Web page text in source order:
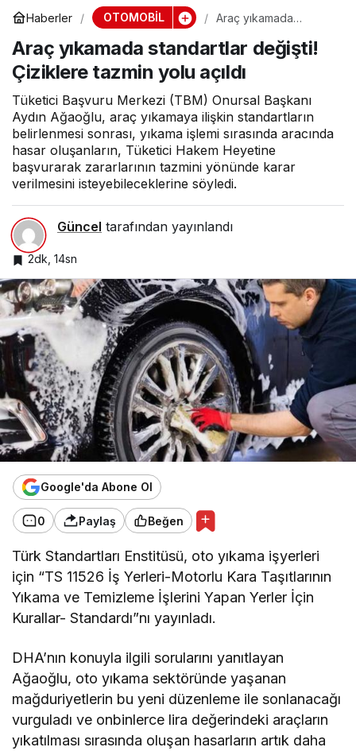
Haberler OTOMOBİL
Araç yıkamada
Çiziklere tazmin yolu
açıldı
Araç yıkamada standartlar değişti!
Çiziklere tazmin yolu açıldı
Tüketici Başvuru Merkezi (TBM) Onursal Başkanı
Aydın Ağaoğlu, araç yıkamaya ilişkin standartların
belirlenmesi sonrası, yıkama işlemi sırasında aracında
hasar oluşanların, Tüketici Hakem Heyetine
başvurarak zararlarının tazmini yönünde karar
verilmesini isteyebileceklerine söyledi.
Güncel tarafından yayınlandı
2dk, 14sn
Google'da Abone Ol
0 Paylaş Beğen
Türk Standartları Enstitüsü, oto yıkama işyerleri
için “TS 11526 İş Yerleri-Motorlu Kara Taşıtlarının
Yıkama ve Temizleme İşlerini Yapan Yerler İçin
Kurallar- Standardı”nı yayınladı.
DHA’nın konuyla ilgili sorularını yanıtlayan
Ağaoğlu, oto yıkama sektöründe yaşanan
mağduriyetlerin bu yeni düzenleme ile sonlanacağı
vurguladı ve onbinlerce lira değerindeki araçların
yıkatılması sırasında oluşan hasarların artık daha